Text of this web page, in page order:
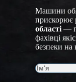
Машини
прискорює
області—
фахівці
безпеки на